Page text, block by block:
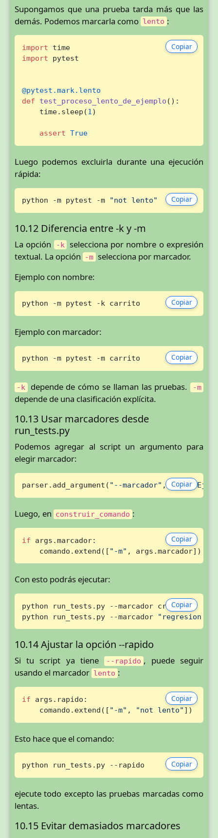
Supongamos que una prueba tarda más que las
demás. Podemos marcarla como lento :
Copiar
import
time
import pytest
@pytest.mark.lento
def
test_proceso_lento_de_ejemplo ():
    time.sleep(
1 )
assert True
Luego podemos excluirla durante una ejecución
rápida:
Copiar
python -m pytest -m "not lento"
10.12 Diferencia entre -k y -m
La opción -k
selecciona por nombre o expresión
textual. La opción
-m selecciona por marcador.
Ejemplo con nombre:
Copiar
python -m pytest -k carrito
Ejemplo con marcador:
Copiar
python -m pytest -m carrito
-k depende de cómo se llaman las pruebas. -m
depende de una clasificación explícita.
10.13 Usar marcadores desde
run_tests.py
Podemos agregar al script un argumento para
elegir marcador:
Copiar
parser.add_argument( "--marcador" , help=
Luego, en construir_comando :
Copiar
if args.marcador:
    comando.extend([
"-m" , args.marcador])
Con esto podrás ejecutar:
Copiar
python run_tests.py --marcador critica
python run_tests.py --marcador
"regresion
10.14 Ajustar la opción --rapido
Si tu script ya tiene --rapido , puede seguir
usando el marcador lento :
Copiar
if args.rapido:
    comando.extend([
"-m" , "not lento" ])
Esto hace que el comando:
Copiar
python run_tests.py --rapido
ejecute todo excepto las pruebas marcadas como
lentas.
10.15 Evitar demasiados marcadores